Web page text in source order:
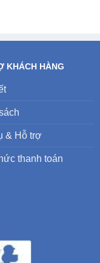
KHÁCH HÀNG
& Hỗ trợ
thanh toán